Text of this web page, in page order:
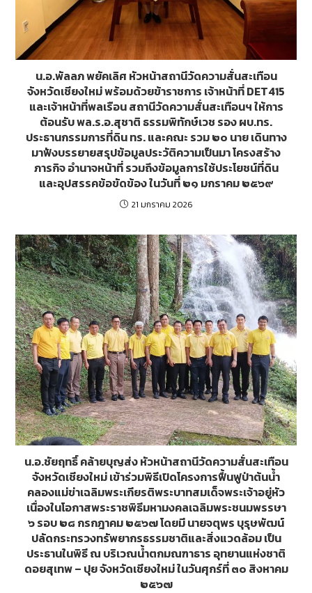
น.อ.พัลลภ พยัคเลิศ หัวหน้าสถานีวัดความสั่นสะเทือน
จังหวัดเชียงใหม่ พร้อมด้วยข้าราชการ เจ้าหน้าที่ DET415
และเจ้าหน้าที่พลเรือน สถานีวัดความสั่นสะเทือนฯ ให้การ
ต้อนรับ พล.ร.อ.สุชาติ ธรรมพิทักษ์เวช รอง ผบ.ทร.
ประธานกรรมการที่ดิน ทร. และคณะ รวม ๒๐ นาย เดินทาง
มาฟังบรรยายสรุปข้อมูลประวัติความเป็นมา โครงสร้าง
ภารกิจ อำนาจหน้าที่ รวมถึงข้อมูลการใช้ประโยชน์ที่ดิน
และอุปสรรคข้อขัดข้อง ในวันที่ ๒๑ มกราคม ๒๕๖๙
21 มกราคม 2026
น.อ.ชัยฤทธิ์ คล้ายบุญส่ง หัวหน้าสถานีวัดความสั่นสะเทือน
จังหวัดเชียงใหม่ เข้าร่วมพิธีเปิดโครงการฟื้นฟูป่าต้นน้ำ
คลองแม่ข่าเฉลิมพระเกียรติพระบาทสมเด็จพระเจ้าอยู่หัว
เนื่องในโอกาสพระราชพิธีมหามงคลเฉลิมพระชนมพรรษา
๖ รอบ ๒๘ กรกฎาคม ๒๕๖๗ โดยมี นายจตุพร บุรุษพัฒน์
ปลัดกระทรวงทรัพยากรธรรมชาติและสิ่งแวดล้อม เป็น
ประธานในพิธี ณ บริเวณน้ำตกมณฑาธาร อุทยานแห่งชาติ
ดอยสุเทพ – ปุย จังหวัดเชียงใหม่ ในวันศุกร์ที่ ๓๐ สิงหาคม
๒๕๖๗